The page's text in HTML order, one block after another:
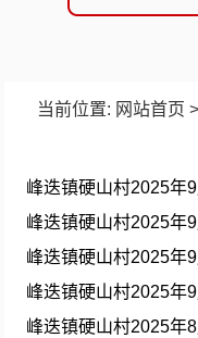
当前位置: 网站首页
峰迭镇硬山村2025年
峰迭镇硬山村2025年
峰迭镇硬山村2025年
峰迭镇硬山村2025年
峰迭镇硬山村2025年